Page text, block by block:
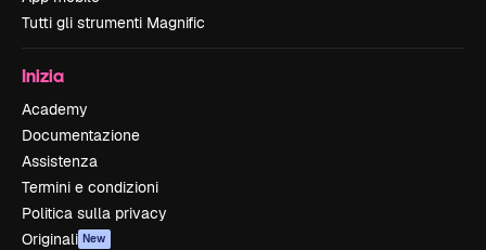
Tutti gli strumenti Magnific
Inizia
Academy
Documentazione
Assistenza
Termini e condizioni
Politica sulla privacy
Originali New